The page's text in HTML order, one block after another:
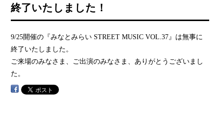
終了いたしました！
9/25開催の『みなとみらい STREET MUSIC VOL.37』は無事に
終了いたしました。
ご来場のみなさま、ご出演のみなさま、ありがとうございまし
た。